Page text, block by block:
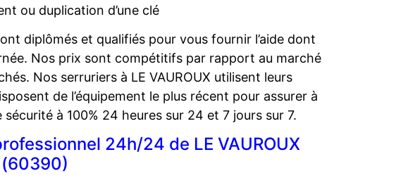
ou duplication d’une clé
diplômés et qualifiés pour vous fournir l’aide dont
Nos prix sont compétitifs par rapport au marché
Nos serruriers à LE VAUROUX utilisent leurs
de l’équipement le plus récent pour assurer à
à 100% 24 heures sur 24 et 7 jours sur 7.
24h/24 de LE VAUROUX
(60390)